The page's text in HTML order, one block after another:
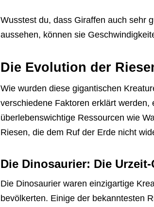
Wusstest du, dass Giraffen auch sehr
aussehen, können sie
Die Evolution der
Wie wurden diese gigantischen
verschiedene Faktoren erklärt
überlebenswichtige Ressourcen wie
Riesen, die dem Ruf der Erde nicht
Die Dinosaurier: Die
Die Dinosaurier waren einzigartige
bevölkerten. Einige der bekanntesten